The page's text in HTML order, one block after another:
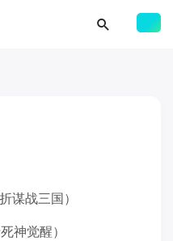
谋战三国）
神觉醒）